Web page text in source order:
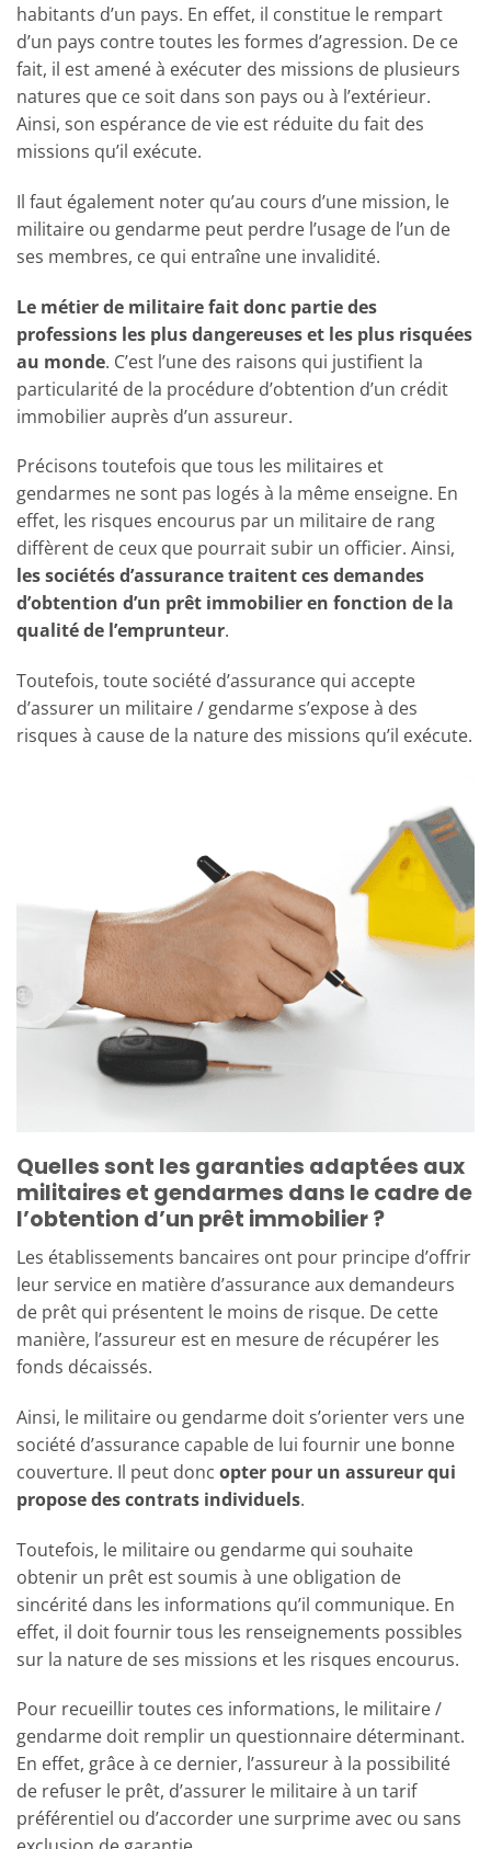
habitants d’un pays. En effet, il constitue le rempart
d’un pays contre toutes les formes d’agression. De ce
fait, il est amené à exécuter des missions de plusieurs
natures que ce soit dans son pays ou à l’extérieur.
Ainsi, son espérance de vie est réduite du fait des
missions qu’il exécute.
Il faut également noter qu’au cours d’une mission, le
militaire ou gendarme peut perdre l’usage de l’un de
ses membres, ce qui entraîne une invalidité.
Le métier de militaire fait donc partie des
professions les plus dangereuses et les plus risquées
au monde. C’est l’une des raisons qui justifient la
particularité de la procédure d’obtention d’un crédit
immobilier auprès d’un assureur.
Précisons toutefois que tous les militaires et
gendarmes ne sont pas logés à la même enseigne. En
effet, les risques encourus par un militaire de rang
diffèrent de ceux que pourrait subir un officier. Ainsi,
les sociétés d’assurance traitent ces demandes
d’obtention d’un prêt immobilier en fonction de la
qualité de l’emprunteur.
Toutefois, toute société d’assurance qui accepte
d’assurer un militaire / gendarme s’expose à des
risques à cause de la nature des missions qu’il exécute.
Quelles sont les garanties adaptées aux
militaires et gendarmes dans le cadre de
l’obtention d’un prêt immobilier ?
Les établissements bancaires ont pour principe d’offrir
leur service en matière d’assurance aux demandeurs
de prêt qui présentent le moins de risque. De cette
manière, l’assureur est en mesure de récupérer les
fonds décaissés.
Ainsi, le militaire ou gendarme doit s’orienter vers une
société d’assurance capable de lui fournir une bonne
couverture. Il peut donc opter pour un assureur qui
propose des contrats individuels.
Toutefois, le militaire ou gendarme qui souhaite
obtenir un prêt est soumis à une obligation de
sincérité dans les informations qu’il communique. En
effet, il doit fournir tous les renseignements possibles
sur la nature de ses missions et les risques encourus.
Pour recueillir toutes ces informations, le militaire /
gendarme doit remplir un questionnaire déterminant.
En effet, grâce à ce dernier, l’assureur à la possibilité
de refuser le prêt, d’assurer le militaire à un tarif
préférentiel ou d’accorder une surprime avec ou sans